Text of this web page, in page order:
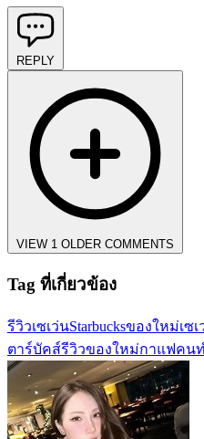
REPLY
VIEW 1 OLDER COMMENTS
Tag ที่เกี่ยวข้อง
รีวิวเซเว่นStarbucksของใหม่เซเ
ตาร์บัคส์รีวิวของใหม่กาแฟคน